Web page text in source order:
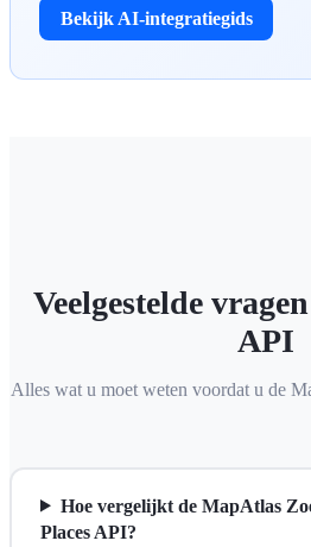
Bekijk AI-integratiegids
Veelgestelde
API
Alles wat u moet weten voordat u de
Hoe vergelijkt de MapAtlas
Places API?